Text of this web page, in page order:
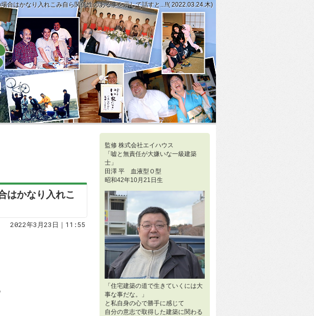
合はかなり入れこみ自ら関係性のある事を示して話すと...!!( 2022.03.24.木)
すか?」と「承諾」を得ることが本題に入っていくときのコミュニケーションの第一歩だと思っ
はかなり入れこ
2022年3月23日｜11:55
監修 株式会社エイハウス
「嘘と無責任が大嫌いな一級建築
士」
田澤 平 血液型Ｏ型
昭和42年10月21日生
「住宅建築の道で生きていくには大
事な事だな。」
と私自身の心で勝手に感じて
自分の意志で取得した建築に関わる